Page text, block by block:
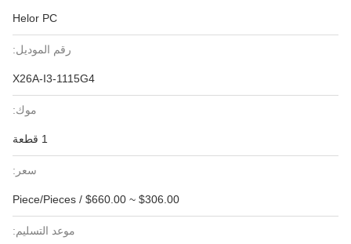
Helor PC
رقم الموديل:
X26A-I3-1115G4
موك:
سعر:
$306.00 ~ $660.00 / Piece/Pieces
موعد التسليم: